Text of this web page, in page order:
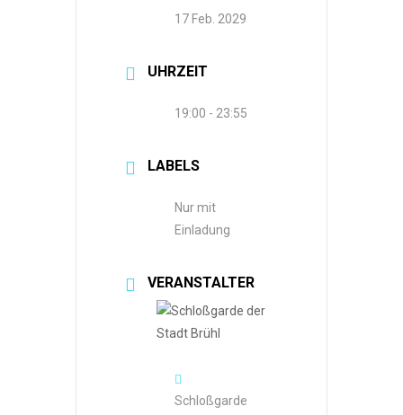
17 Feb. 2029
UHRZEIT
19:00 - 23:55
LABELS
Nur mit
Einladung
VERANSTALTER
Schloßgarde